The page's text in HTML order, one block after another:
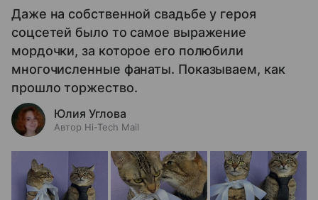
Даже на собственной свадьбе у героя
соцсетей было то самое выражение
мордочки, за которое его полюбили
многочисленные фанаты. Показываем, как
прошло торжество.
Юлия Углова
Автор Hi-Tech Mail